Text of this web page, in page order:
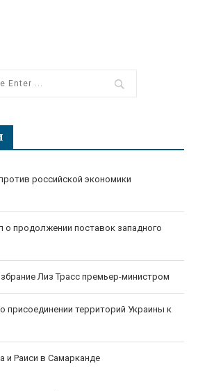
российской экономики
продолжении поставок западного
Лиз Трасс премьер-министром
присоединении территорий Украины к
и Раиси в Самарканде